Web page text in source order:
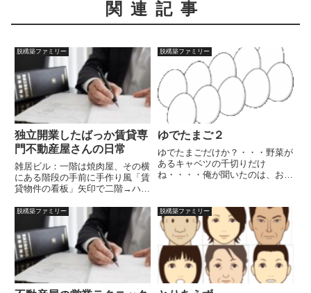
関連記事
脱構築ファミリー
独立開業したばっか賃貸専
門不動産屋さんの日常
雑居ビル：一階は焼肉屋、その横
にある階段の手前に手作り風「賃
貸物件の看板」矢印で二階→ハウ
産屋オフィス内客はいな
い・・・。電話中。はい、ハウス
クイックです、おう！悪いね～あ
のさ～実はまた、パソコンがおか
しいんだ...
脱構築ファミリー
ゆでたまご２
ゆでたまごだけか？・・・野菜が
あるキャベツの千切りだけ
ね・・・・俺が聞いたのは、おか
かずなのか？これをおかずにして
米を食うのか？物足りないならマ
ヨネーズもあるぞ。これはオレの
を使っ...
脱構築ファミリー 脱構築ファミリー